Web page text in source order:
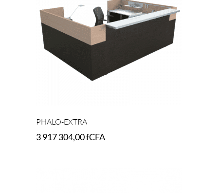
PHALO-EXTRA
3 917 304,00fCFA